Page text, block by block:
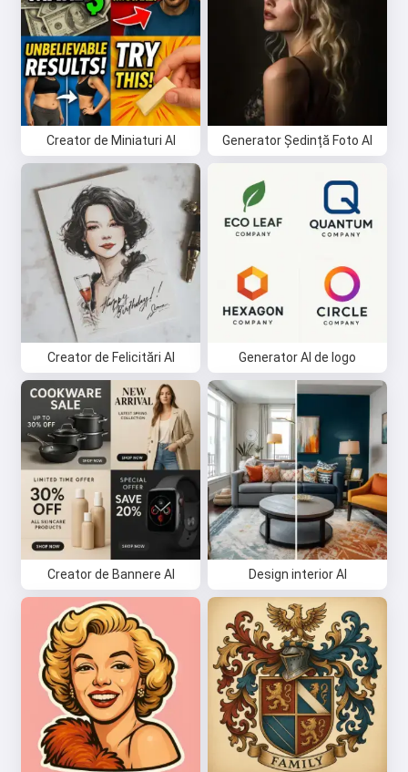
Creator de Miniaturi AI Generator Ședință Foto AI
Creator de Felicitări AI Generator AI de logo
Creator de Bannere AI Design interior AI